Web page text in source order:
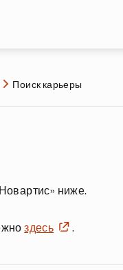
Поиск карьеры
ниже.
здесь .